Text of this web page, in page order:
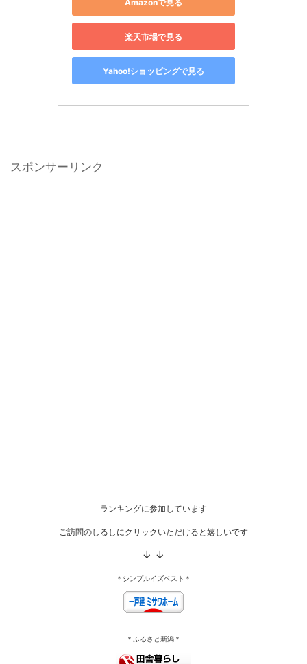
Amazonで見る
楽天市場で見る
Yahoo!ショッピングで見る
スポンサーリンク
ランキングに参加しています
ご訪問のしるしにクリックいただけると嬉しいです
↓ ↓
＊シンプルイズベスト＊
＊ふるさと新潟＊